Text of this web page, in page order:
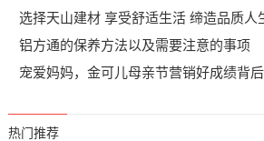
选择天山建材 享受舒适生活 缔造品质人
铝方通的保养方法以及需要注意的事项
宠爱妈妈，金可儿母亲节营销好成绩背
热门推荐